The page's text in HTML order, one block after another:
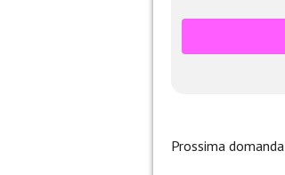
Prossima domanda